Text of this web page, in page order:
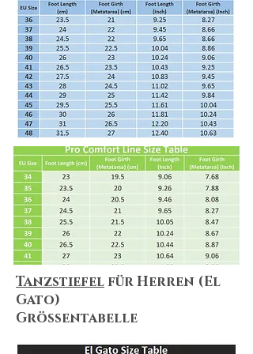
Shipping & Returns
We always do our best to maximize
customer satisfaction. Shopping online
can be puzzling, but no worries! We
summarize everything for you! Please
make sure you take a look at
ourShipping & Delivery Policyand
ourReturn Policyto ensure that our
policies, terms&conditions apply to
your needs.
Tanzstiefel für Herren (El
Gato)
Größentabelle